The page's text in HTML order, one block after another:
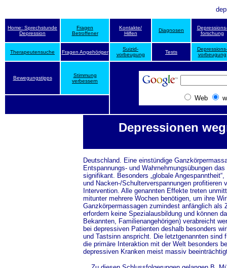
Home: Sprechstunde
Depression
Fragen
Betroffener
Kontakte/
Hilfen
Diagnosen
Depressions-
forschung
Therapeutensuche Fragen Angehöriger
Suizid-
vorbeugung
Tests
Depressions-
vorbeugung
Bewegungstipps
Stimmung
verbessern
Web
Depressionen
Deutschland. Eine einstündige
Entspannungs- und Wahrnehmungsübungen
signifikant. Besonders „globale
und Nacken-/Schulterverspannungen profitieren
Intervention. Alle genannten Effekte treten
mitunter mehrere Wochen benötigen, um ihre
Ganzkörpermassagen zumindest anfänglich als
erfordern keine Spezialausbildung und können
Bekannten, Familienangehörigen) verabreicht
bei depressiven Patienten deshalb besonders
und Tastsinn anspricht. Die letztgenannten sind
die primäre Interaktion mit der Welt besonders
depressiven Kranken meist massiv